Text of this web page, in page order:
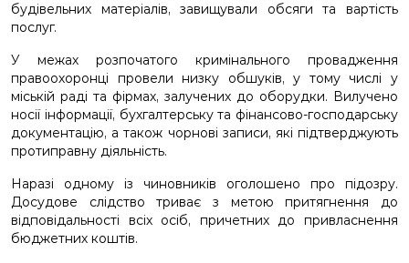
будівельних матеріалів, завищували обсяги та вартість
послуг.
У межах розпочатого кримінального провадження
правоохоронці провели низку обшуків, у тому числі у
міській раді та фірмах, залучених до оборудки. Вилучено
носії інформації, бухгалтерську та фінансово-господарську
документацію, а також чорнові записи, які підтверджують
протиправну діяльність.
Наразі одному із чиновників оголошено про підозру.
Досудове слідство триває з метою притягнення до
відповідальності всіх осіб, причетних до привласнення
бюджетних коштів.